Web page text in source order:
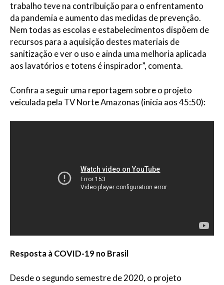
trabalho teve na contribuição para o enfrentamento
da pandemia e aumento das medidas de prevenção.
Nem todas as escolas e estabelecimentos dispõem de
recursos para a aquisição destes materiais de
sanitização e ver o uso e ainda uma melhoria aplicada
aos lavatórios e totens é inspirador”, comenta.
Confira a seguir uma reportagem sobre o projeto
veiculada pela TV Norte Amazonas (inicia aos 45:50):
Resposta à COVID-19 no Brasil
Desde o segundo semestre de 2020, o projeto